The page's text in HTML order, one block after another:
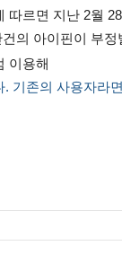
따르면 지난 2월
의 아이핀이 부
이용해
기존의 사용자라